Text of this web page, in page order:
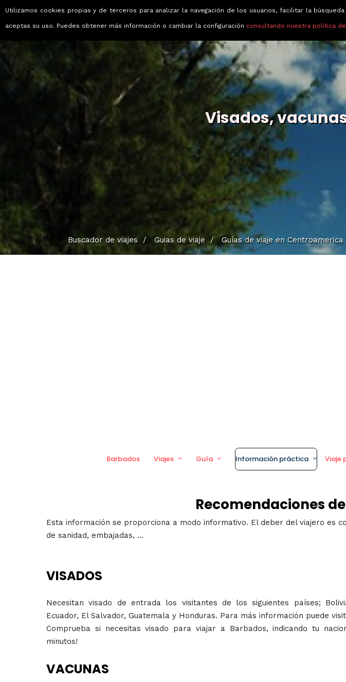
Viajes que emocionan
Visados,
Buscador de viajes / Guias de viaje / Guías de viaje en Centroamerica
Barbados Viajes Guía Información práctica Viaje
Recomendaciones
Esta información se proporciona a modo informativo. El deber del viajero es
de sanidad, embajadas, ...
VISADOS
Necesitan visado de entrada los visitantes de los siguientes países;
Ecuador, El Salvador, Guatemala y Honduras. Para más información puede
Comprueba si necesitas visado para viajar a Barbados, indicando tu
minutos!
VACUNAS
Utilizamos cookies propias y de terceros para analizar la navegación de los usuarios, facilitar la
aceptas su uso. Puedes obtener más información o cambiar la configuración consultando nuestra política